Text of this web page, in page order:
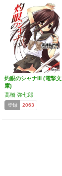
灼眼のシャナIII (電撃文
庫)
高橋 弥七郎
登録 2063